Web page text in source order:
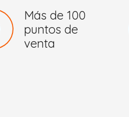
Más de 100
puntos de
venta